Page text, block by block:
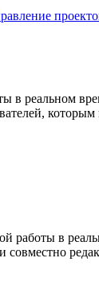
в реальном
работы в